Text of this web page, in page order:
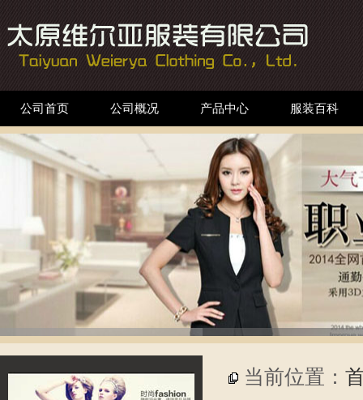
公司首页 公司概况 产品中心 服装百科
当前位置：